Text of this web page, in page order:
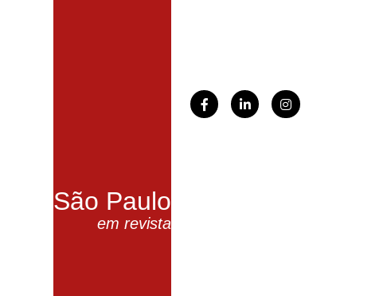
São Paulo
em revista